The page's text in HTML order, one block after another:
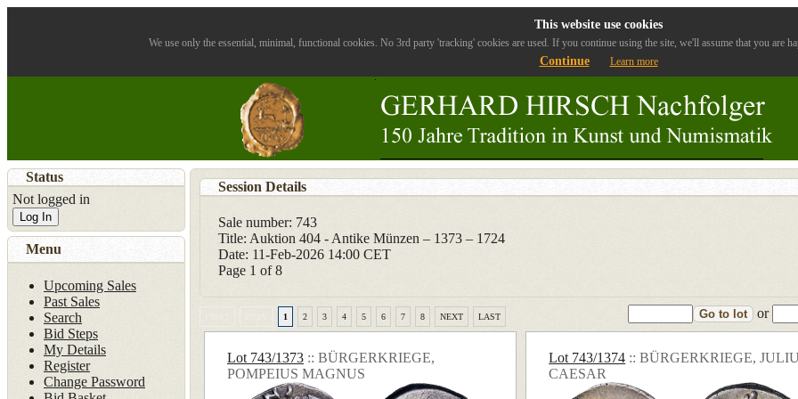
This website use cookies
We use only the essential, minimal, functional cookies. No 3rd party 'tracking' cookies are used. If you continue using the site, we'll assume that you are
Continue Learn more
Session Details
Sale number: 743
Title: Auktion 404 - Antike Münzen – 1373 – 1724
Date: 11-Feb-2026 14:00 CET
Page 1 of 8
1 2 3 4 5 6 7 8 NEXT LAST or
Go to lot
Lot 743/1373 :: BÜRGERKRIEGE,
POMPEIUS MAGNUS
Lot 743/1374 :: BÜRGERKRIEGE,
CAESAR
Status
Not logged in
Log In
Menu
Upcoming Sales
Past Sales
Search
Bid Steps
My Details
Register
Change Password